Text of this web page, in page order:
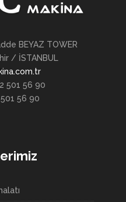
BEYAZ TOWER
/ İSTANBUL
501 56 90
501 56 90